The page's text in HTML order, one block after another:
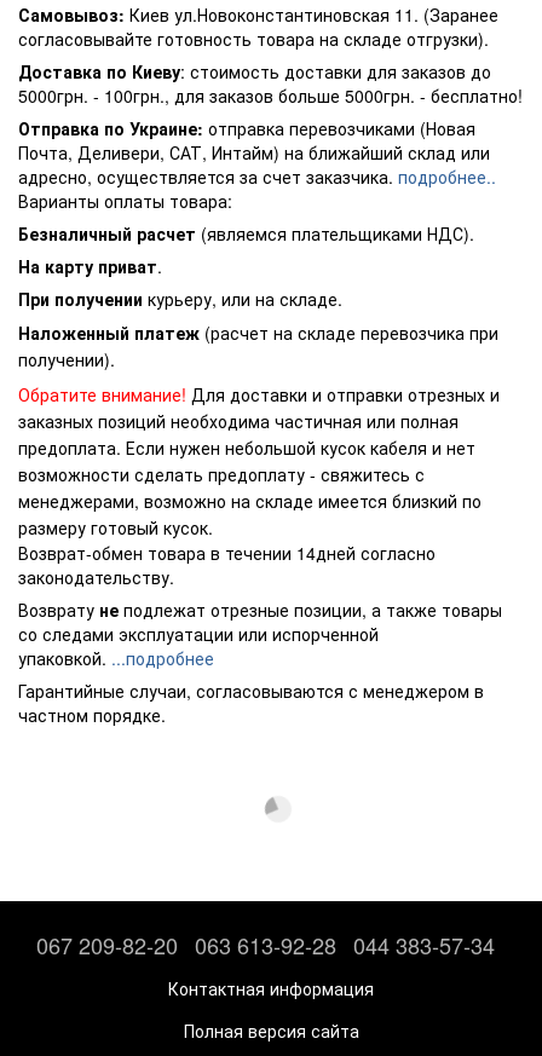
Самовывоз: Киев ул.Новоконстантиновская 11. (Заранее
согласовывайте готовность товара на складе отгрузки).
Доставка по Киеву: стоимость доставки для заказов до
5000грн. - 100грн., для заказов больше 5000грн. - бесплатно!
Отправка по Украине: отправка перевозчиками (Новая
Почта, Деливери, САТ, Интайм) на ближайший склад или
адресно, осуществляется за счет заказчика. подробнее..
Варианты оплаты товара:
Безналичный расчет (являемся плательщиками НДС).
На карту приват.
При получении курьеру, или на складе.
Наложенный платеж (расчет на складе перевозчика при
получении).
Обратите внимание! Для доставки и отправки отрезных и
заказных позиций необходима частичная или полная
предоплата. Если нужен небольшой кусок кабеля и нет
возможности сделать предоплату - свяжитесь с
менеджерами, возможно на складе имеется близкий по
размеру готовый кусок.
Возврат-обмен товара в течении 14дней согласно
законодательству.
Возврату не подлежат отрезные позиции, а также товары
со следами эксплуатации или испорченной
упаковкой. ...подробнее
Гарантийные случаи, согласовываются с менеджером в
частном порядке.
067 209-82-20 063 613-92-28 044 383-57-34
Контактная информация
Полная версия сайта